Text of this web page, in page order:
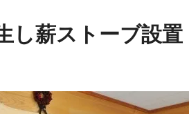
し薪ストーブ設